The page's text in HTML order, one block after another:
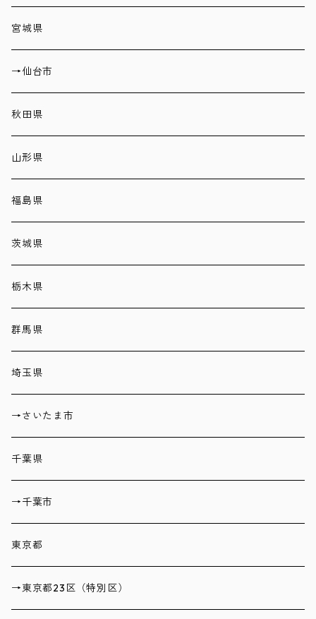
宮城県
→仙台市
秋田県
山形県
福島県
茨城県
栃木県
群馬県
埼玉県
→さいたま市
千葉県
→千葉市
東京都
→東京都23区（特別区）